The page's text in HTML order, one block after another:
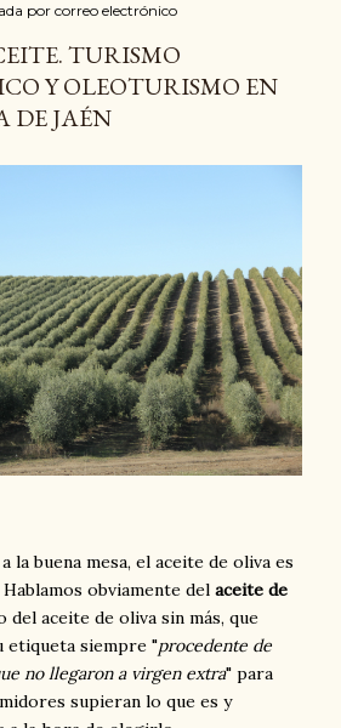
por correo electrónico
TURISMO
Y OLEOTURISMO EN
DE JAÉN
la buena mesa, el aceite de oliva es
obviamente del aceite de
del aceite de oliva sin más, que
etiqueta siempre "procedente de
no llegaron a virgen extra" para
supieran lo que es y